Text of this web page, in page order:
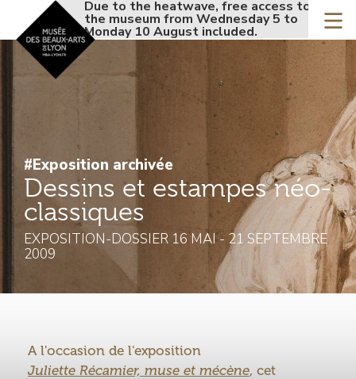
Skip
to
content
Accueil - Site musée
Due to the heatwave, free access to
the museum from Wednesday 5 to
Monday 10 August included.
the
#Exposition archivée
Dessins et estampes néo-
classiques
EXPOSITION-DOSSIER 16 MAI - 21 SEPTEMBRE
2009
Introduction
A l'occasion de l'exposition
Juliette Récamier, muse et mécène, cet